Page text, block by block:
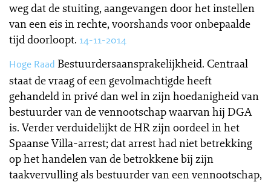
weg dat de stuiting, aangevangen door het instellen
van een eis in rechte, voorshands voor onbepaalde
tijd doorloopt. 14-11-2014
Hoge Raad Bestuurdersaansprakelijkheid. Centraal
staat de vraag of een gevolmachtigde heeft
gehandeld in privé dan wel in zijn hoedanigheid van
bestuurder van de vennootschap waarvan hij DGA
is. Verder verduidelijkt de HR zijn oordeel in het
Spaanse Villa-arrest; dat arrest had niet betrekking
op het handelen van de betrokkene bij zijn
taakvervulling als bestuurder van een vennootschap,